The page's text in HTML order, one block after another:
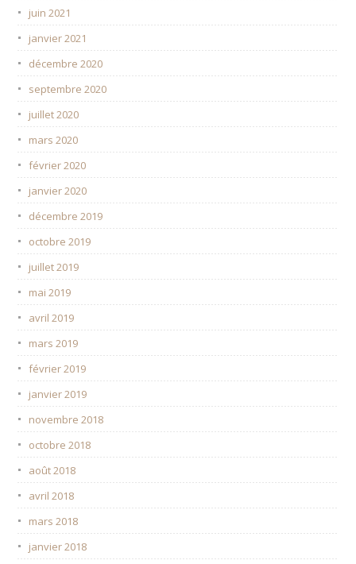
juin 2021
janvier 2021
décembre 2020
septembre 2020
juillet 2020
mars 2020
février 2020
janvier 2020
décembre 2019
octobre 2019
juillet 2019
mai 2019
avril 2019
mars 2019
février 2019
janvier 2019
novembre 2018
octobre 2018
août 2018
avril 2018
mars 2018
janvier 2018